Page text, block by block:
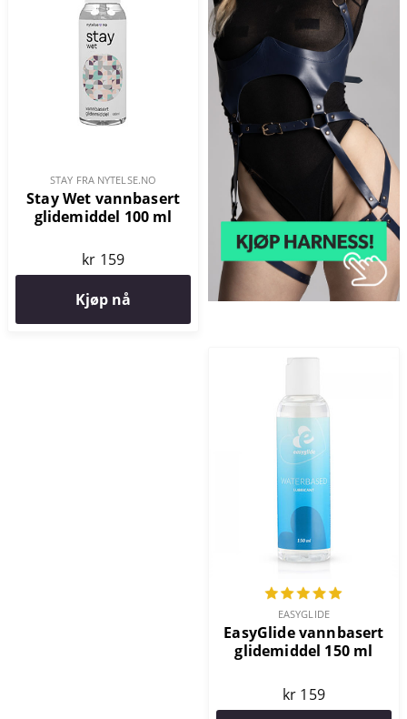
STAY FRA NYTELSE.NO
Stay Wet vannbasert
glidemiddel 100 ml
kr 159
Kjøp nå
EASYGLIDE
EasyGlide vannbasert
glidemiddel 150 ml
kr 159